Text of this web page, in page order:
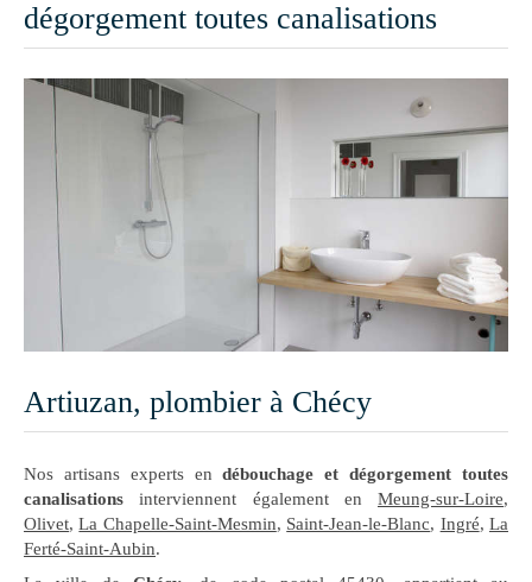
dégorgement toutes canalisations
Artiuzan, plombier à Chécy
Nos artisans experts endébouchage et dégorgement toutes
canalisations interviennent également en Meung-sur-Loire,
Olivet,La Chapelle-Saint-Mesmin, Saint-Jean-le-Blanc, Ingré,La
Ferté-Saint-Aubin.